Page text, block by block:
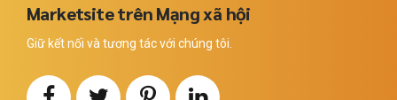
Marketsite trên Mạng xã hội
Giữ kết nối và tương tác với chúng tôi.